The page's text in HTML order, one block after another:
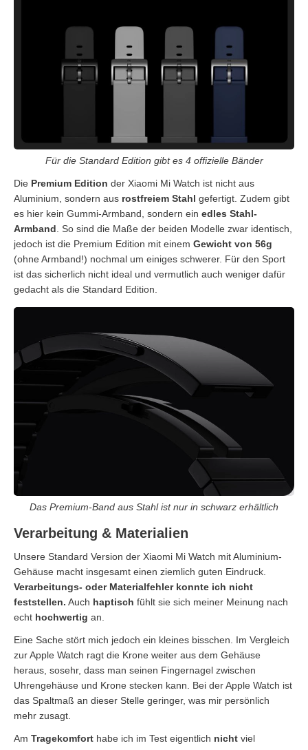
Für die Standard Edition gibt es 4 offizielle Bänder
Die Premium Edition der Xiaomi Mi Watch ist nicht aus
Aluminium, sondern aus rostfreiem Stahl gefertigt. Zudem gibt
es hier kein Gummi-Armband, sondern ein edles Stahl-
Armband . So sind die Maße der beiden Modelle zwar identisch,
jedoch ist die Premium Edition mit einem Gewicht von 56g
(ohne Armband!) nochmal um einiges schwerer. Für den Sport
ist das sicherlich nicht ideal und vermutlich auch weniger dafür
gedacht als die Standard Edition.
Das Premium-Band aus Stahl ist nur in schwarz erhältlich
Verarbeitung & Materialien
Unsere Standard Version der Xiaomi Mi Watch mit Aluminium-
Gehäuse macht insgesamt einen ziemlich guten Eindruck.
Verarbeitungs- oder Materialfehler konnte ich nicht
feststellen. Auch haptisch fühlt sie sich meiner Meinung nach
echt hochwertig an.
Eine Sache stört mich jedoch ein kleines bisschen. Im Vergleich
zur Apple Watch ragt die Krone weiter aus dem Gehäuse
heraus, sosehr, dass man seinen Fingernagel zwischen
Uhrengehäuse und Krone stecken kann. Bei der Apple Watch ist
das Spaltmaß an dieser Stelle geringer, was mir persönlich
mehr zusagt.
Am Tragekomfort habe ich im Test eigentlich nicht viel